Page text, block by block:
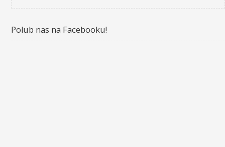
Polub nas na Facebooku!